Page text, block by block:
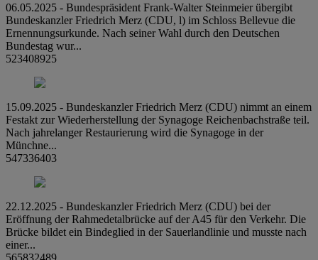
06.05.2025 - Bundespräsident Frank-Walter Steinmeier übergibt
Bundeskanzler Friedrich Merz (CDU, l) im Schloss Bellevue die
Ernennungsurkunde. Nach seiner Wahl durch den Deutschen
Bundestag wur...
523408925
15.09.2025 - Bundeskanzler Friedrich Merz (CDU) nimmt an einem
Festakt zur Wiederherstellung der Synagoge Reichenbachstraße teil.
Nach jahrelanger Restaurierung wird die Synagoge in der
Münchne...
547336403
22.12.2025 - Bundeskanzler Friedrich Merz (CDU) bei der
Eröffnung der Rahmedetalbrücke auf der A45 für den Verkehr. Die
Brücke bildet ein Bindeglied in der Sauerlandlinie und musste nach
einer...
565832489